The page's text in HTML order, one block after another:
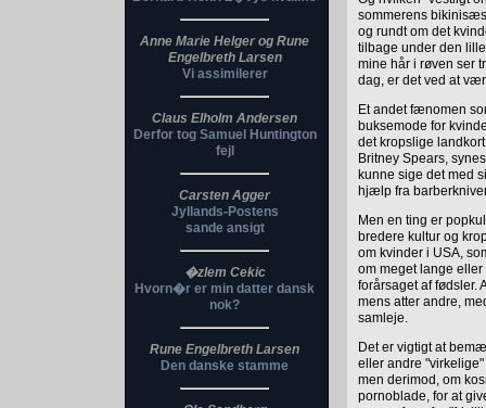
Anne Marie Helger og Rune
Engelbreth Larsen
Vi assimilerer
Claus Elholm Andersen
Derfor tog Samuel Huntington
fejl
Carsten Agger
Jyllands-Postens
sande ansigt
�zlem Cekic
Hvorn�r er min datter dansk
nok?
Rune Engelbreth Larsen
Den danske stamme
sommerens
og rundt om det
tilbage under den
mine hår i røven ser
dag, er det ved at
Et andet fænomen
buksemode for
det kropslige
Britney Spears,
kunne sige det med
hjælp fra
Men en ting er
bredere kultur og
om kvinder i USA,
om meget lange
forårsaget af fødsler.
mens atter andre,
samleje.
Det er vigtigt at
eller andre
men derimod, om
pornoblade, for at